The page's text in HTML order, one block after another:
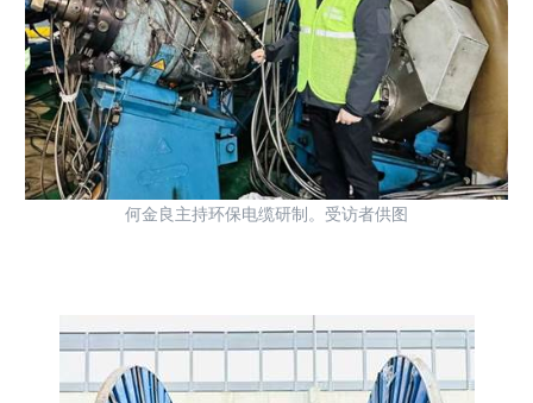
何金良主持环保电缆研制。受访者供图